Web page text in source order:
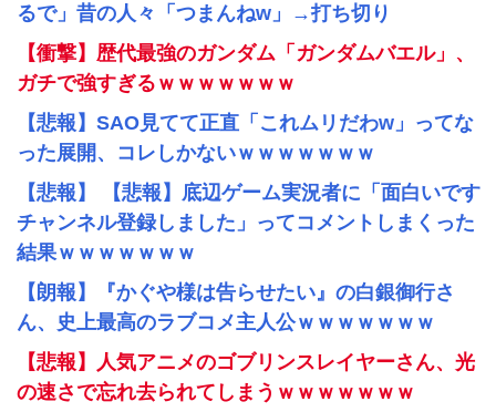
るで」昔の人々「つまんねw」→打ち切り
【衝撃】歴代最強のガンダム「ガンダムバエル」、
ガチで強すぎるｗｗｗｗｗｗｗ
【悲報】SAO見てて正直「これムリだわw」ってな
った展開、コレしかないｗｗｗｗｗｗｗ
【悲報】 【悲報】底辺ゲーム実況者に「面白いです
チャンネル登録しました」ってコメントしまくった
結果ｗｗｗｗｗｗｗ
【朗報】『かぐや様は告らせたい』の白銀御行さ
ん、史上最高のラブコメ主人公ｗｗｗｗｗｗｗ
【悲報】人気アニメのゴブリンスレイヤーさん、光
の速さで忘れ去られてしまうｗｗｗｗｗｗｗ